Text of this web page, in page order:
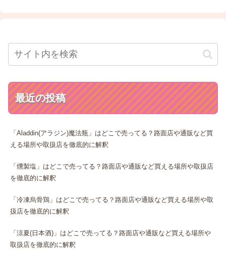
最近の投稿
「Aladdin(アラジン)魔法瓶」はどこで売ってる？路面店や通販など買
える場所や取扱店を徹底的に解釈
「燻製塩」はどこで売ってる？路面店や通販など買える場所や取扱店
を徹底的に解釈
「冷凍烏骨鶏」はどこで売ってる？路面店や通販など買える場所や取
扱店を徹底的に解釈
「涼夏(日本酒)」はどこで売ってる？路面店や通販など買える場所や
取扱店を徹底的に解釈